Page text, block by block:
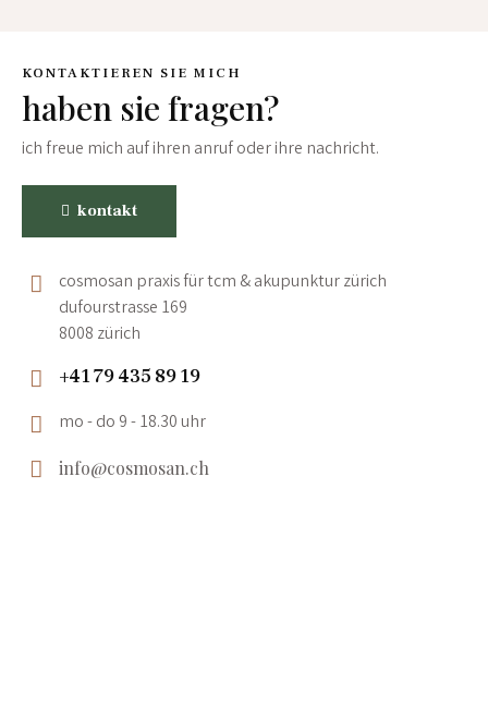
KONTAKTIEREN SIE MICH
haben sie fragen?
ich freue mich auf ihren anruf oder ihre nachricht.
kontakt
cosmosan praxis für tcm & akupunktur zürich
dufourstrasse 169
8008 zürich
+41 79 435 89 19
mo - do 9 - 18.30 uhr
info@cosmosan.ch